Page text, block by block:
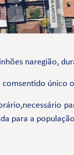
naregião,
comsentido
para a